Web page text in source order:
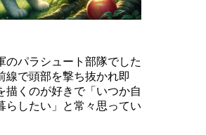
のパラシュート部隊でした
線で頭部を撃ち抜かれ即
描くのが好きで「いつか自
らしたい」と常々思ってい